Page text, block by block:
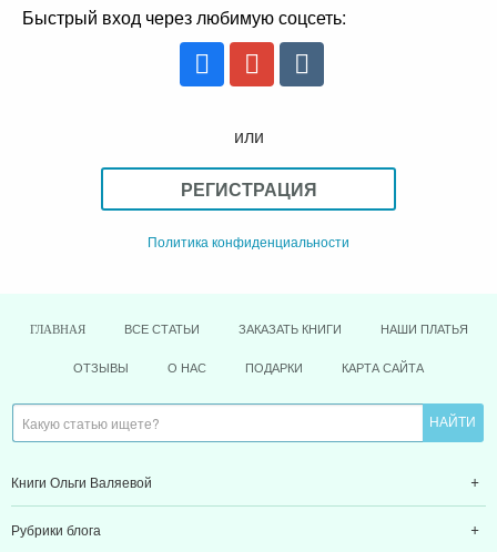
Быстрый вход через любимую соцсеть:
или
РЕГИСТРАЦИЯ
Политика конфиденциальности
ГЛАВНАЯ ВСЕ СТАТЬИ ЗАКАЗАТЬ КНИГИ НАШИ ПЛАТЬЯ
ОТЗЫВЫ О НАС ПОДАРКИ КАРТА САЙТА
Книги Ольги Валяевой
Рубрики блога